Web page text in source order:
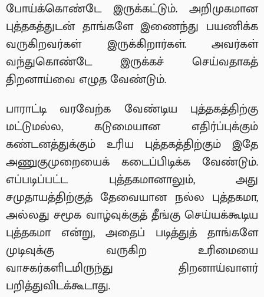
போய்க்கொண்டே இருக்கட்டும். அறிமுகமான
புத்தகத்துடன் தாங்களே இணைந்து பயணிக்க
வருகிறவர்கள் இருக்கிறார்கள். அவர்கள்
வந்துகொண்டே இருக்கச் செய்வதாகத்
திறனாய்வை எழுத வேண்டும்.
பாராட்டி வரவேற்க வேண்டிய புத்தகத்திற்கு
மட்டுமல்ல, கடுமையான எதிர்ப்புக்கும்
கண்டனத்துக்கும் உரிய புத்தகத்திற்கும் இதே
அணுகுமுறையைக் கடைப்பிடிக்க வேண்டும்.
எப்படிப்பட்ட புத்தகமானாலும், அது
சமுதாயத்திற்குத் தேவையான நல்ல புத்தகமா,
அல்லது சமூக வாழ்வுக்குத் தீங்கு செய்யக்கூடிய
புத்தகமா என்று, அதைப் படித்துத் தாங்களே
முடிவுக்கு வருகிற உரிமையை
வாசகர்களிடமிருந்து திறனாய்வாளர்
பறித்துவிடக்கூடாது.